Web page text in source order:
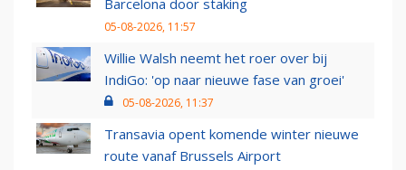
Barcelona door staking
05-08-2026, 11:57
Willie Walsh neemt het roer over bij
IndiGo: 'op naar nieuwe fase van groei'
05-08-2026, 11:37
Transavia opent komende winter nieuwe
route vanaf Brussels Airport